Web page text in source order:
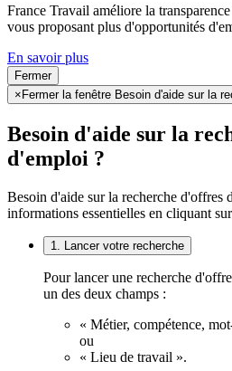
France Travail améliore la
vous proposant plus d'opportunités
En savoir plus
Fermer
× Fermer la fenêtre Besoin d'aide sur la
Besoin d'aide sur la
d'emploi ?
Besoin d'aide sur la recherche d'offres
informations essentielles en cliquant
1. Lancer votre recherche
Pour lancer une recherche
un des deux champs :
« Métier, compétence,
ou
« Lieu de travail ».